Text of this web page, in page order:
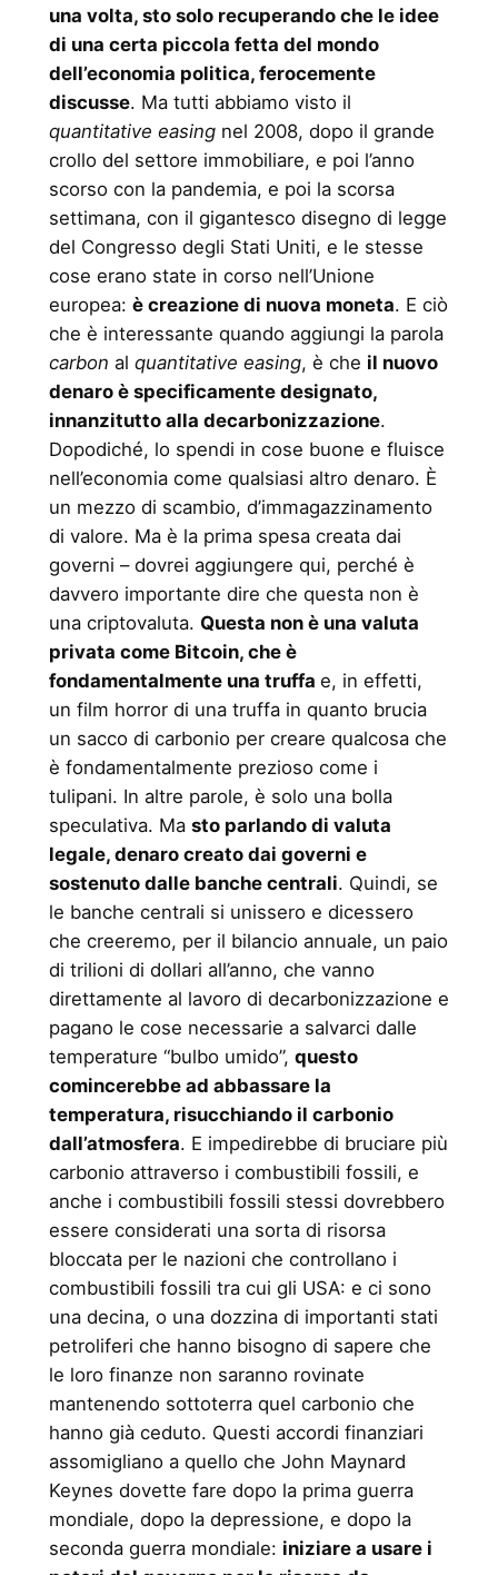
una volta, sto solo recuperando che le idee
di una certa piccola fetta del mondo
dell’economia politica, ferocemente
discusse. Ma tutti abbiamo visto il
quantitative easingnel 2008, dopo il grande
crollo del settore immobiliare, e poi l’anno
scorso con la pandemia, e poi la scorsa
settimana, con il gigantesco disegno di legge
del Congresso degli Stati Uniti, e le stesse
cose erano state in corso nell’Unione
europea: è creazione di nuova moneta. E ciò
che è interessante quando aggiungi la parola
carbon al quantitative easing, è che il nuovo
denaro è specificamente designato,
innanzitutto alla decarbonizzazione.
Dopodiché, lo spendi in cose buone e fluisce
nell’economia come qualsiasi altro denaro. È
un mezzo di scambio, d’immagazzinamento
di valore. Ma è la prima spesa creata dai
governi – dovrei aggiungere qui, perché è
davvero importante dire che questa non è
una criptovaluta. Questa non è una valuta
privata come Bitcoin, che è
fondamentalmente una truffa e, in effetti,
un film horror di una truffa in quanto brucia
un sacco di carbonio per creare qualcosa che
è fondamentalmente prezioso come i
tulipani. In altre parole, è solo una bolla
speculativa. Ma sto parlando di valuta
legale, denaro creato dai governi e
sostenuto dalle banche centrali. Quindi, se
le banche centrali si unissero e dicessero
che creeremo, per il bilancio annuale, un paio
di trilioni di dollari all’anno, che vanno
direttamente al lavoro di decarbonizzazione e
pagano le cose necessarie a salvarci dalle
temperature “bulbo umido”, questo
comincerebbe ad abbassare la
temperatura, risucchiando il carbonio
dall’atmosfera. E impedirebbe di bruciare più
carbonio attraverso i combustibili fossili, e
anche i combustibili fossili stessi dovrebbero
essere considerati una sorta di risorsa
bloccata per le nazioni che controllano i
combustibili fossili tra cui gli USA: e ci sono
una decina, o una dozzina di importanti stati
petroliferi che hanno bisogno di sapere che
le loro finanze non saranno rovinate
mantenendo sottoterra quel carbonio che
hanno già ceduto. Questi accordi finanziari
assomigliano a quello che John Maynard
Keynes dovette fare dopo la prima guerra
mondiale, dopo la depressione, e dopo la
seconda guerra mondiale: iniziare a usare i